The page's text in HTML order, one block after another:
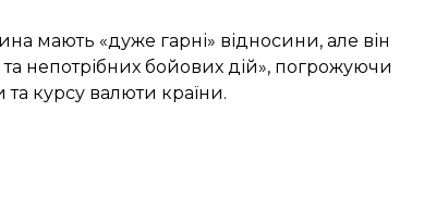
мають «дуже гарні» відносини, але він
непотрібних бойових дій», погрожуючи
курсу валюти країни.